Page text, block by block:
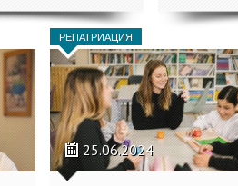
РЕПАТРИАЦИЯ
25.06.2024